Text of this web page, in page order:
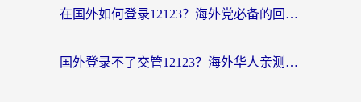
在国外如何登录12123？海外党必备的回国加速实用指南
国外登录不了交管12123？海外华人亲测有效的回国加速器选择指南